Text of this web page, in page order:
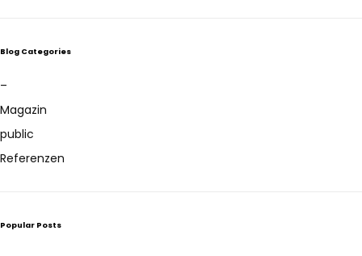
Blog Categories
–
Magazin
public
Referenzen
Popular Posts